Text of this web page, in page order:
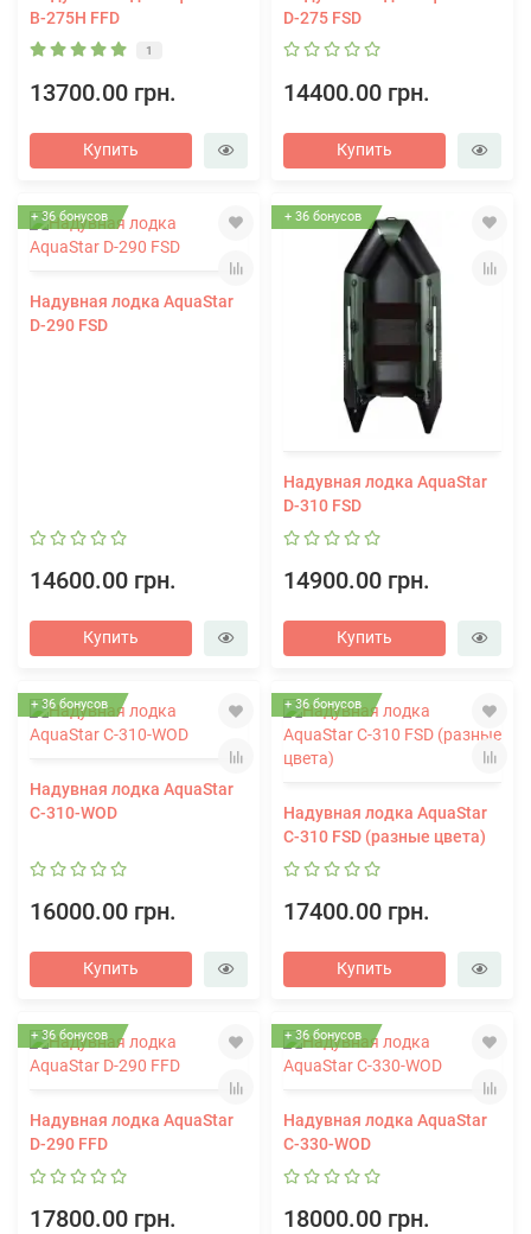
В-275H FFD
1
13700.00 грн.
Купить
D-275 FSD
14400.00 грн.
Купить
+ 36 бонусов
Надувная лодка AquaStar
D-290 FSD
14600.00 грн.
Купить
+ 36 бонусов
Надувная лодка AquaStar
D-310 FSD
14900.00 грн.
Купить
+ 36 бонусов
Надувная лодка AquaStar
C-310-WOD
16000.00 грн.
Купить
+ 36 бонусов
Надувная лодка AquaStar
C-310 FSD (разные цвета)
17400.00 грн.
Купить
+ 36 бонусов
Надувная лодка AquaStar
D-290 FFD
17800.00 грн.
+ 36 бонусов
Надувная лодка AquaStar
C-330-WOD
18000.00 грн.